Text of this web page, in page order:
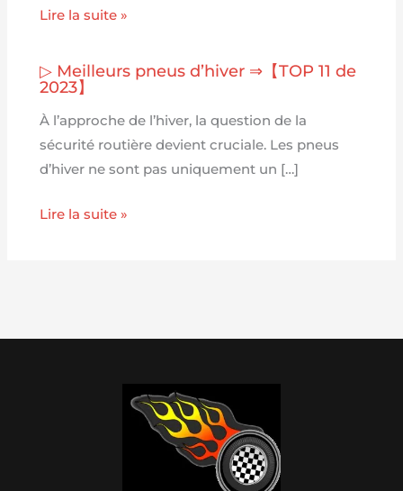
Lire la suite »
▷ Meilleurs pneus d’hiver ⇒【TOP 11 de
2023】
À l’approche de l’hiver, la question de la
sécurité routière devient cruciale. Les pneus
d’hiver ne sont pas uniquement un […]
Lire la suite »